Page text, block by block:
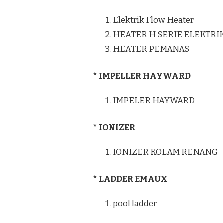
Elektrik Flow Heater
HEATER H SERIE
HEATER PEMANAS
* IMPELLER HAYWARD
IMPELER HAYWARD
* IONIZER
IONIZER KOLAM RENANG
* LADDER EMAUX
pool ladder